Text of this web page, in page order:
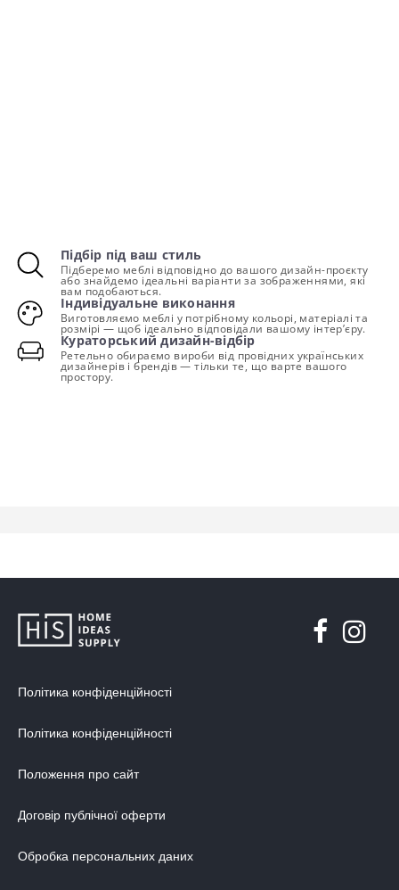
Підбір під ваш стиль
Підберемо меблі відповідно до вашого дизайн-проєкту
або знайдемо ідеальні варіанти за зображеннями, які
вам подобаються.
Індивідуальне виконання
Виготовляємо меблі у потрібному кольорі, матеріалі та
розмірі — щоб ідеально відповідали вашому інтер’єру.
Кураторський дизайн-відбір
Ретельно обираємо вироби від провідних українських
дизайнерів і брендів — тільки те, що варте вашого
простору.
Політика конфіденційності
Політика конфіденційності
Положення про сайт
Договір публічної оферти
Обробка персональних даних